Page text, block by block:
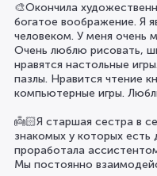
🎨Окончила
богатое воображение. Я
человеком. У меня очень
Очень люблю рисовать,
нравятся настольные
пазлы. Нравится чтение
компьютерные игры.
👼🏻Я старшая сестра в
знакомых у которых есть
проработала
Мы постоянно